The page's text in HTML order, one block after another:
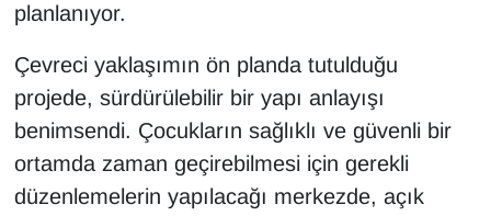
planlanıyor.
Çevreci yaklaşımın ön planda tutulduğu
projede, sürdürülebilir bir yapı anlayışı
benimsendi. Çocukların sağlıklı ve güvenli bir
ortamda zaman geçirebilmesi için gerekli
düzenlemelerin yapılacağı merkezde, açık